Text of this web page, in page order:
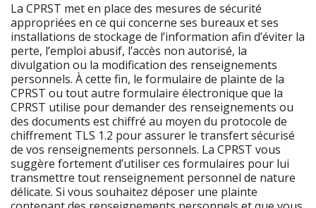
La CPRST met en place des mesures de sécurité
appropriées en ce qui concerne ses bureaux et ses
installations de stockage de l’information afin d’éviter la
perte, l’emploi abusif, l’accès non autorisé, la
divulgation ou la modification des renseignements
personnels. À cette fin, le formulaire de plainte de la
CPRST ou tout autre formulaire électronique que la
CPRST utilise pour demander des renseignements ou
des documents est chiffré au moyen du protocole de
chiffrement TLS 1.2 pour assurer le transfert sécurisé
de vos renseignements personnels. La CPRST vous
suggère fortement d’utiliser ces formulaires pour lui
transmettre tout renseignement personnel de nature
délicate. Si vous souhaitez déposer une plainte